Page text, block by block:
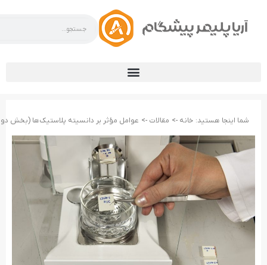
شما اینجا هستید: خانه -> مقالات -> عوامل مؤثر بر دانسیته پلاستیک‌ها (بخش